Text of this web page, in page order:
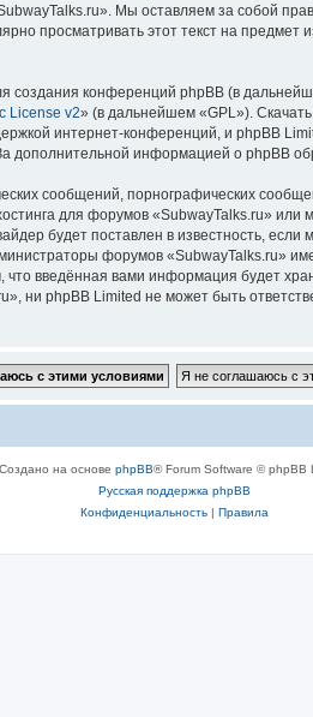
Мы оставляем за собой
просматривать этот текст на предмет
конференций phpBB (в
License v2» (в дальнейшем «GPL»).
интернет-конференций, и phpBB
дополнительной информацией о phpBB
сообщений, порнографических
для форумов «SubwayTalks.ru»
будет поставлен в известность,
форумов «SubwayTalks.ru»
введённая вами информация будет
phpBB Limited не может быть
Создано на основе phpBB® Forum Software © phpBB
Русская поддержка phpBB
Конфиденциальность| Правила